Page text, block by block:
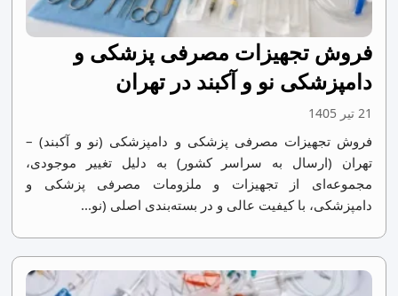
فروش تجهیزات مصرفی پزشکی و
دامپزشکی نو و آکبند در تهران
21 تیر 1405
فروش تجهیزات مصرفی پزشکی و دامپزشکی (نو و آکبند) –
تهران (ارسال به سراسر کشور) به دلیل تغییر موجودی،
مجموعه‌ای از تجهیزات و ملزومات مصرفی پزشکی و
دامپزشکی، با کیفیت عالی و در بسته‌بندی اصلی (نو...